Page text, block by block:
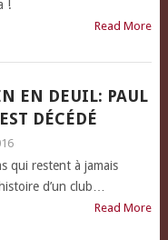
!
Read More
EN DEUIL: PAUL
DÉCÉDÉ
qui restent à jamais
d’un club…
Read More